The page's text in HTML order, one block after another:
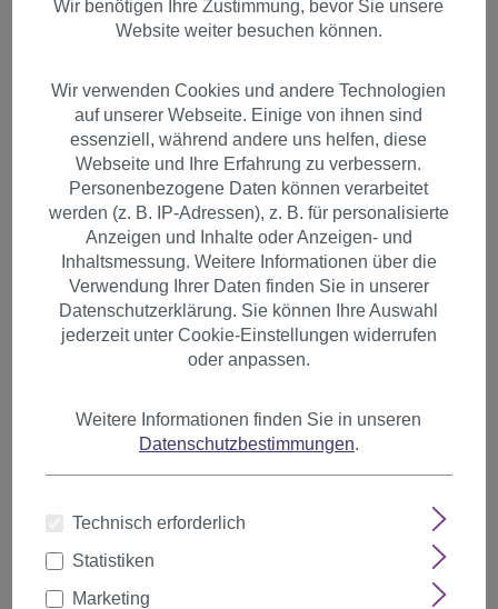
1 Clip-In Extension Strähne
glatt 45 cm Braun Erdbraun
YZF-P1S18-6
Farbeauswählen
Wir benötigen Ihre Zustimmung, bevor Sie unsere
Website weiter besuchen können.
Wir verwenden Cookies und andere Technologien
auf unserer Webseite. Einige von ihnen sind
essenziell, während andere uns helfen, diese
Webseite und Ihre Erfahrung zu verbessern.
Personenbezogene Daten können verarbeitet
werden (z. B. IP-Adressen), z. B. für personalisierte
Anzeigen und Inhalte oder Anzeigen- und
Inhaltsmessung. Weitere Informationen über die
Verwendung Ihrer Daten finden Sie in unserer
Datenschutzerklärung. Sie können Ihre Auswahl
jederzeit unter Cookie-Einstellungen widerrufen
oder anpassen.
Weitere Informationen finden Sie in unseren
Datenschutzbestimmungen.
Technisch erforderlich
Statistiken
Marketing